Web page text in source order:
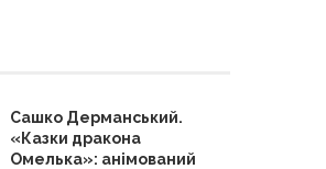
Сашко Дерманський.
«Казки дракона
Омелька»: анімований